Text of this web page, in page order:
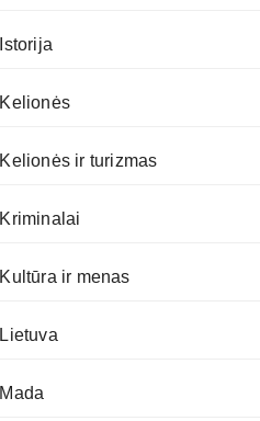
Istorija
Kelionės
Kelionės ir turizmas
Kriminalai
Kultūra ir menas
Lietuva
Mada